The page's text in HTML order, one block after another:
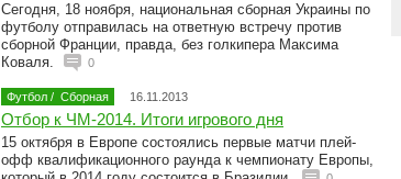
Сегодня, 18 ноября, национальная сборная Украины по
футболу отправилась на ответную встречу против
сборной Франции, правда, без голкипера Максима
Коваля.
0
Футбол / Сборная 16.11.2013
Отбор к ЧМ-2014. Итоги игрового дня
15 октября в Европе состоялись первые матчи плей-
офф квалификационного раунда к чемпионату Европы,